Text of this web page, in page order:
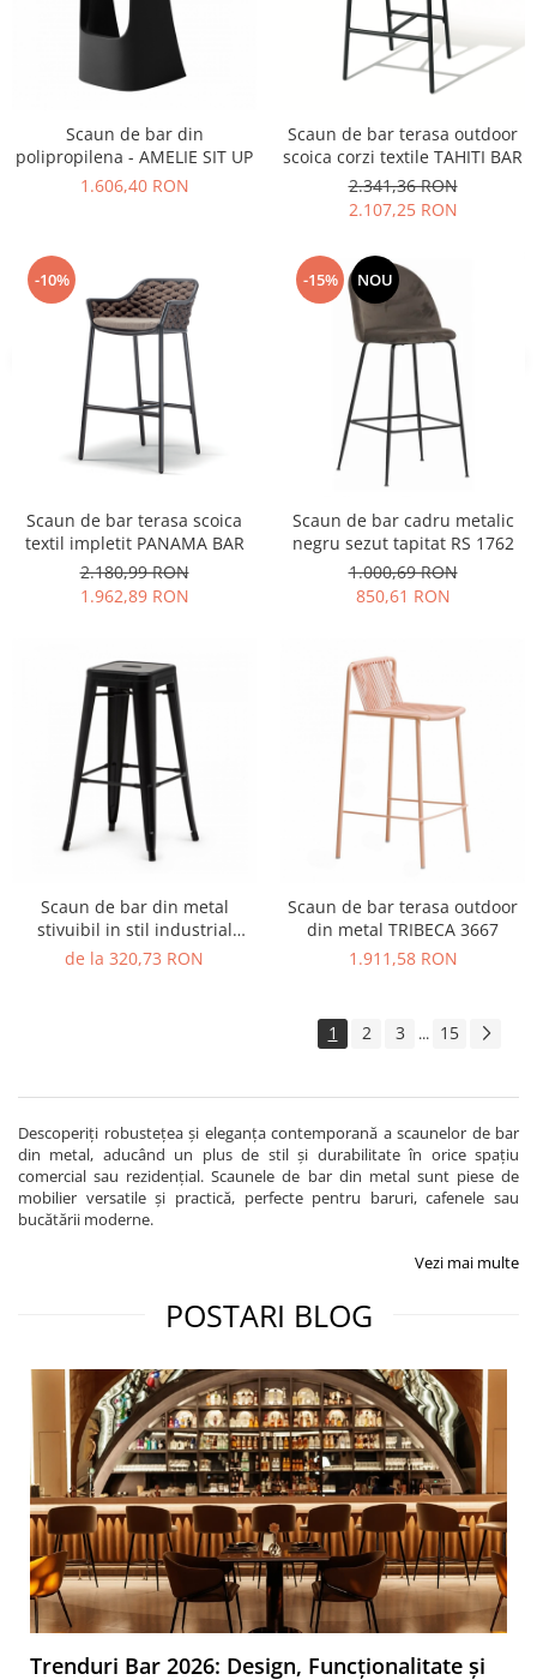
Vitrina bar / retrobar
Blaturi de masa
Blaturi din PAL
Blaturi din MDF
Blaturi din metal
Blaturi din lemn masiv
Blaturi din HPL Compact
Blaturi din piatra naturala si
compozit
Scaune profesionale
Scaun laborator
Scaune de lucru
Scaun de bar din
polipropilena - AMELIE SIT UP
1.606,40 RON
Scaun de bar terasa outdoor
scoica corzi textile TAHITI BAR
2.341,36 RON
2.107,25 RON
-10%
Scaun de bar terasa scoica
textil impletit PANAMA BAR
2.180,99 RON
1.962,89 RON
-15% NOU
Scaun de bar cadru metalic
negru sezut tapitat RS 1762
1.000,69 RON
850,61 RON
Scaun de bar din metal
stivuibil in stil industrial
TOLIX STOOL STYLE
de la 320,73 RON
Scaun de bar terasa outdoor
din metal TRIBECA 3667
1.911,58 RON
1 2 3 ... 15
Descoperiți robustețea și eleganța contemporană a scaunelor de bar
din metal, aducând un plus de stil și durabilitate în orice spațiu
comercial sau rezidențial. Scaunele de bar din metal sunt piese de
mobilier versatile și practică, perfecte pentru baruri, cafenele sau
bucătării moderne.
Vezi mai multe
POSTARI BLOG
Trenduri Bar 2026: Design, Funcționalitate și